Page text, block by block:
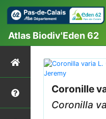
Atlas Biodiv'Eden 62
Coronille
Coronilla